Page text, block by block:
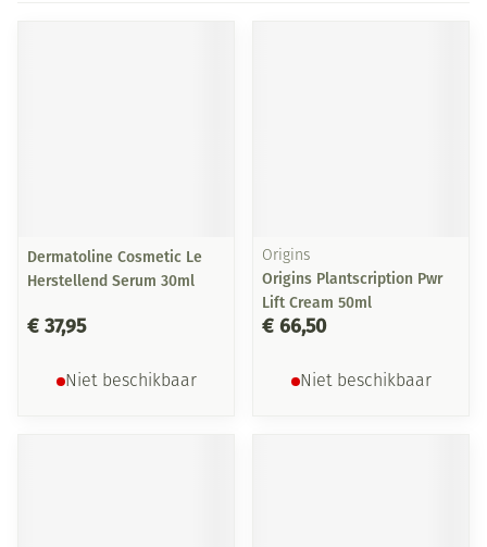
Dermatoline Cosmetic Le
Herstellend Serum 30ml
€ 37,95
Niet beschikbaar
Origins
Origins Plantscription Pwr
Lift Cream 50ml
€ 66,50
Niet beschikbaar